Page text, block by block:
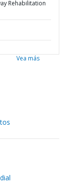
Rehabilitation
Vea más